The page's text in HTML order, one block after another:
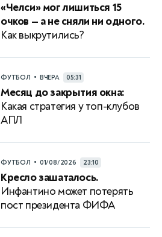
«Челси» мог лишиться 15
очков — а не сняли ни одного.
Как выкрутились?
ФУТБОЛ • ВЧЕРА 05:31
Месяц до закрытия окна:
Какая стратегия у топ-клубов
АПЛ
ФУТБОЛ • 01/08/2026 23:10
Кресло зашаталось.
Инфантино может потерять
пост президента ФИФА